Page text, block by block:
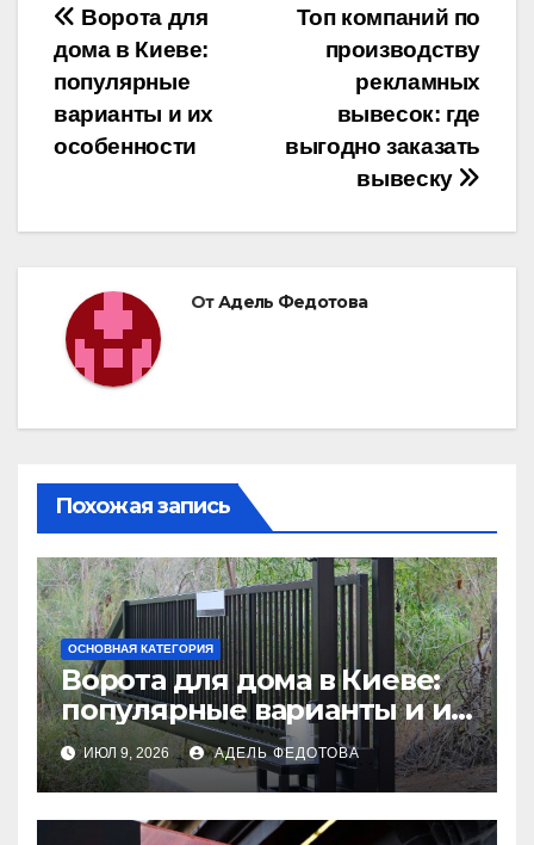
Навигация
по
записям
Топ компаний по
производству
рекламных
вывесок: где
выгодно заказать
вывеску
Ворота для
дома в Киеве:
популярные
варианты и их
особенности
ОтАдель Федотова
Похожая запись
ОСНОВНАЯ КАТЕГОРИЯ
Ворота для дома в Киеве:
популярные варианты и их
особенности
ИЮЛ 9, 2026 АДЕЛЬ ФЕДОТОВА